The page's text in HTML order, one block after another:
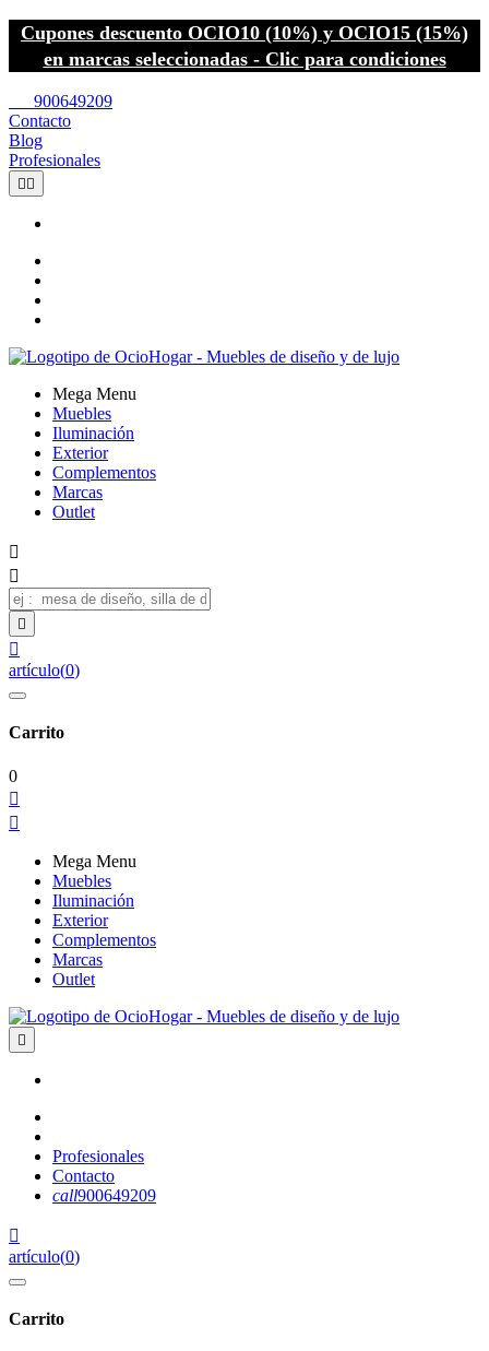
Cupones descuento OCIO10 (10%) y OCIO15 (15%)
en marcas seleccionadas - Clic para condiciones
900649209
Contacto
Blog
Profesionales
 
Mega Menu
Muebles
Iluminación
Exterior
Complementos
Marcas
Outlet




artículo(0)
Carrito
0


Mega Menu
Muebles
Iluminación
Exterior
Complementos
Marcas
Outlet

Profesionales
Contacto
call900649209

artículo(0)
Carrito